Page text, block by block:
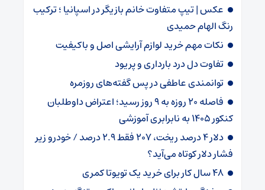
عکس | تیپ متفاوت خانم بازیگر در اسپانیا ؛ ترکیب
رنگ الهام حمیدی
نکات مهم خرید لوازم آرایشی اصل و باکیفیت
تفاوت دل درد بارداری و پریود
توانمندی عاطفی در پس گفته‌های روزمره
فاصله ۲۰ روزه به ۹ روز رسید؛ اعتراض داوطلبان
کنکور ۱۴۰۵ به نابرابری آموزشی
دلار ۴ درصد ریخت، ۲۰۷ فقط ۲.۹ درصد / خودرو زیر
فشار دلار کوتاه می‌آید؟
۴۸ سال کار برای خرید یک تویوتا کمری